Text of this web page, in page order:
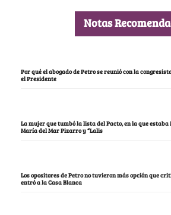
Notas
Por qué el abogado de Petro se reunió con la
el Presidente
La mujer que tumbó la lista del Pacto, en la que
María del Mar Pizarro y “Lalis
Los opositores de Petro no tuvieron más opción que
entró a la Casa Blanca